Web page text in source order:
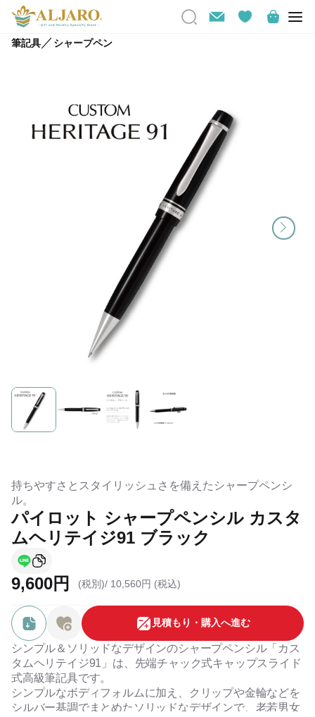
筆記具／ シャープペン
持ちやすさとスタイリッシュさを備えたシャープペンシ
ル。
パイロット シャープペンシル カスタ
ムヘリテイジ91 ブラック
9,600円 (税別)/ 10,560円 (税込)
シンプル＆ソリッドなデザインのシャープペンシル「カス
タムヘリテイジ91」は、先端チャック式キャップスライド
式高級筆記具です。
シンプルなボディフォルムに加え、クリップや金輪などを
シルバー基調でまとめたソリッドなデザインで、老若男女
⾒積もり・購⼊へ進む